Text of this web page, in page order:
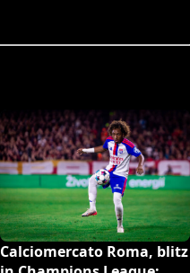
Calciomercato Roma, blitz